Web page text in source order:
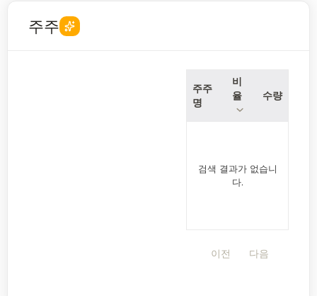
주주
주주
명
비
율
수량
검색 결과가 없습니
다.
이전 다음